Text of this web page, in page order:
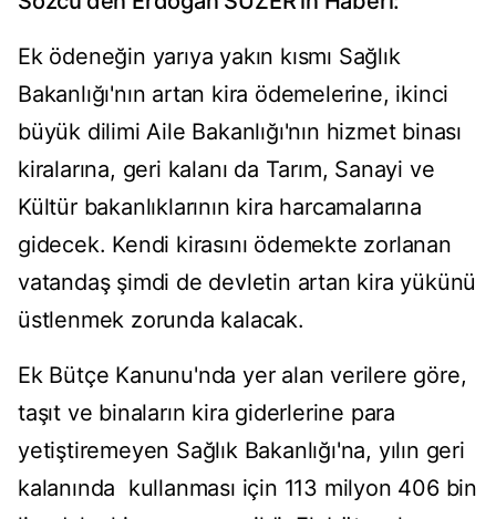
Ek ödeneğin yarıya yakın kısmı Sağlık
Bakanlığı'nın artan kira ödemelerine, ikinci
büyük dilimi Aile Bakanlığı'nın hizmet binası
kiralarına, geri kalanı da Tarım, Sanayi ve
Kültür bakanlıklarının kira harcamalarına
gidecek. Kendi kirasını ödemekte zorlanan
vatandaş şimdi de devletin artan kira yükünü
üstlenmek zorunda kalacak.
Ek Bütçe Kanunu'nda yer alan verilere göre,
taşıt ve binaların kira giderlerine para
yetiştiremeyen Sağlık Bakanlığı'na, yılın geri
kalanında kullanması için 113 milyon 406 bin